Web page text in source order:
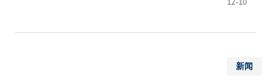
属于典型
体，其排
球变暖。
大先进显
子技术国
家重点实
策，以
12-10
新闻